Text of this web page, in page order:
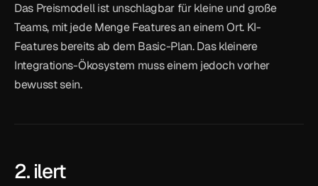
Das Preismodell ist unschlagbar für kleine und große
Teams, mit jede Menge Features an einem Ort. KI-
Features bereits ab dem Basic-Plan. Das kleinere
Integrations-Ökosystem muss einem jedoch vorher
bewusst sein.
2. ilert